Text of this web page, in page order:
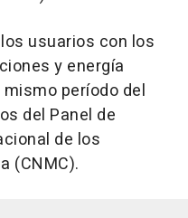
usuarios con los
y energía
período del
del Panel de
de los
(CNMC).